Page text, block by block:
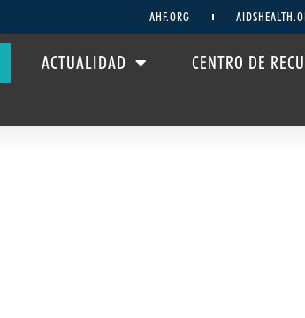
AHF.ORG
ACTUALIDAD CENTRO DE